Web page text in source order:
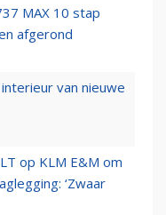
MAX 10 stap
afgerond
van nieuwe
op KLM E&M om
‘Zwaar